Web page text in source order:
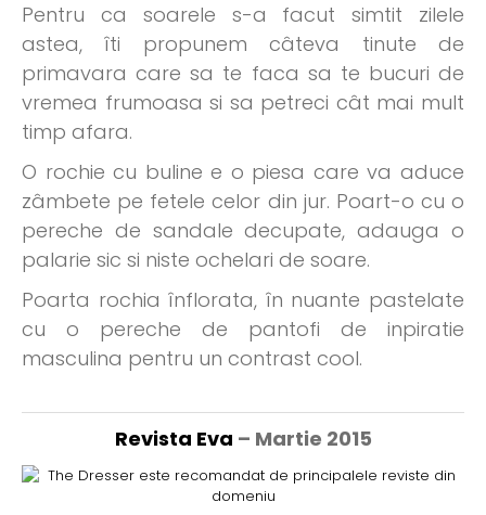
Pentru ca soarele s-a facut simtit zilele
astea, îti propunem câteva tinute de
primavara care sa te faca sa te bucuri de
vremea frumoasa si sa petreci cât mai mult
timp afara.
O rochie cu buline e o piesa care va aduce
zâmbete pe fetele celor din jur. Poart-o cu o
pereche de sandale decupate, adauga o
palarie sic si niste ochelari de soare.
Poarta rochia înflorata, în nuante pastelate
cu o pereche de pantofi de inpiratie
masculina pentru un contrast cool.
Revista Eva – Martie 2015